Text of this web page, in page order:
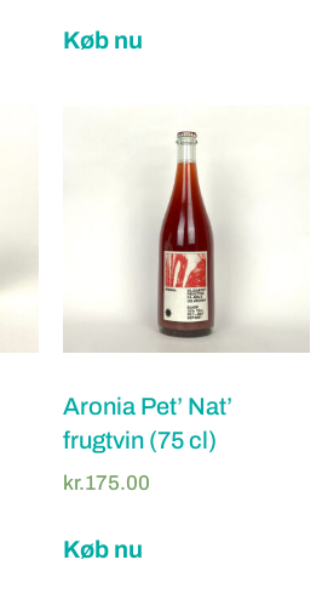
Køb nu
Aronia Pet’ Nat’
frugtvin (75 cl)
kr.175.00
Køb nu